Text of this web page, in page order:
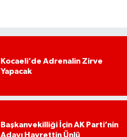
Kocaeli’de Adrenalin Zirve
Yapacak
Başkanvekilliği İçin AK Parti’nin
Adayı Hayrettin Ünlü